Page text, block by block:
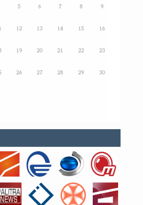
5 6 7 8 9
12 13 14 15 16
19 20 21 22 23
26 27 28 29 30